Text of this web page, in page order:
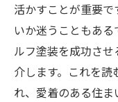
活かすことが重要
いか迷うこともあ
ルフ塗装を成功さ
介します。これを
れ、愛着のある住